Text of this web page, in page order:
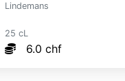
Lindemans
25 cL
6.0 chf